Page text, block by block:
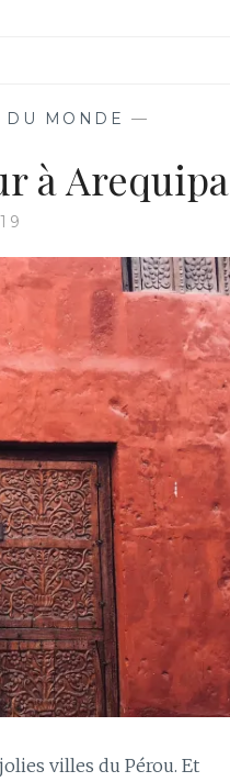
DU MONDE —
à Arequipa
villes du Pérou. Et